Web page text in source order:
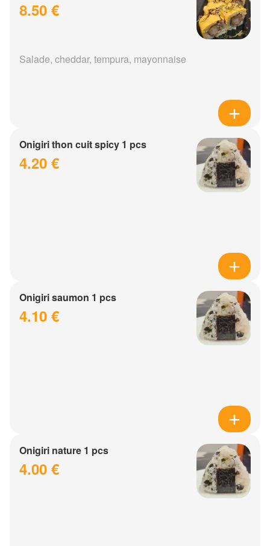
8.50 €
Salade, cheddar, tempura, mayonnaise
Onigiri thon cuit spicy 1 pcs
4.20 €
Onigiri saumon 1 pcs
4.10 €
Onigiri nature 1 pcs
4.00 €